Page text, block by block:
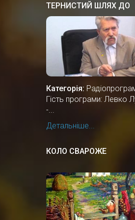
ТЕРНИСТИЙ ШЛЯХ ДО
НЕЗАЛЕЖНОСТІ
Категорія:
Гість програми: Левко
-...
Детальніше...
КОЛО СВАРОЖЕ